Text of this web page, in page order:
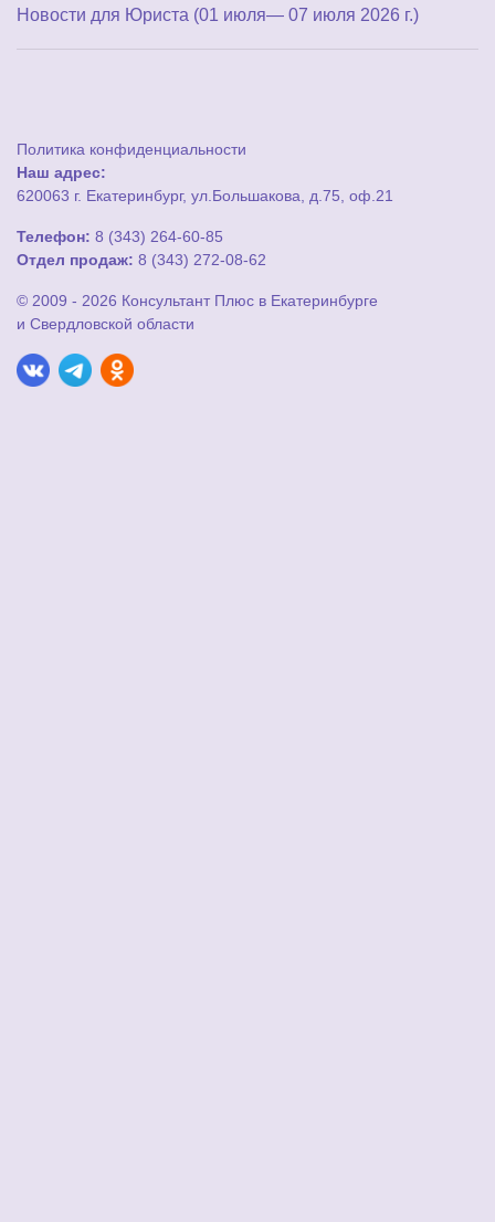
Новости для Юриста (01 июля— 07 июля 2026 г.)
Политика конфиденциальности
Наш адрес:
620063 г. Екатеринбург, ул.Большакова, д.75, оф.21
Телефон: 8 (343) 264-60-85
Отдел продаж: 8 (343) 272-08-62
© 2009 - 2026 Консультант Плюс в Екатеринбурге
и Свердловской области